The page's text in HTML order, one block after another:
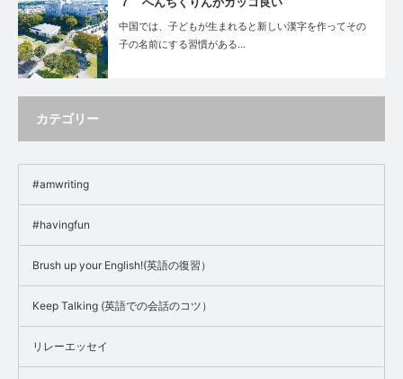
中国では、子どもが生まれると新しい漢字を作ってその
子の名前にする習慣がある…
カテゴリー
#amwriting
#havingfun
Brush up your English!(英語の復習）
Keep Talking (英語での会話のコツ）
リレーエッセイ